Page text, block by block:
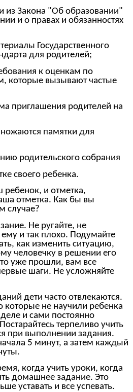
из Закона "Об образовании"
и о правах и обязанностях
Государственного
для родителей;
к оценкам по
которые вызывают частые
приглашения родителей на
памятки для
родительского собрания
своего ребенка.
ребенок, и отметка,
отметка. Как бы вы
случае?
Не ругайте, не
и так плохо. Подумайте
как изменить ситуацию,
человечку в решении его
уже прошли, вам все
шаги. Не усложняйте
дети часто отвлекаются.
которые не научили ребенка
и сами постоянно
терпеливо учить
при выполнении задания.
5 минут, а затем каждый
когда учить уроки, когда
домашнее задание. Это
уставать и все успевать.